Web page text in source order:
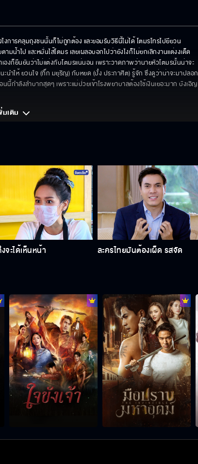
การคลุมถุงชนนั้นก็ไม่ถูกต้อง และยอมรับวิธีนี้ไม่ได้ โตมรโทรไปยียวน
น้ำไป และหมั่นไส้โตมร เลยเผลอบอกไปว่ายังไงก็ไม่ยกเลิกงานแต่งงเด็ด
งก็ยืนยันว่าไม่แต่งกับโตมรแน่นอน เพราะวาดภาพว่านายหัวโตมรนั้นน่าจะ
นำให้ ยวนใจ (กิ๊ก มยุริญ) กับหยด (ปั๋ง ประกาศิต) รู้จัก ซึ่งดูว่าน่าจะมาปลอก
กำลังลำบากสุดๆ เพราะแม่ป่วยเข้าโรงพยาบาลต้องใช้เงินเยอะมาก บังเอิญ
มเติม
จะได้เห็นหน้า ละครไทยมันต้องเผ็ด รสจัด